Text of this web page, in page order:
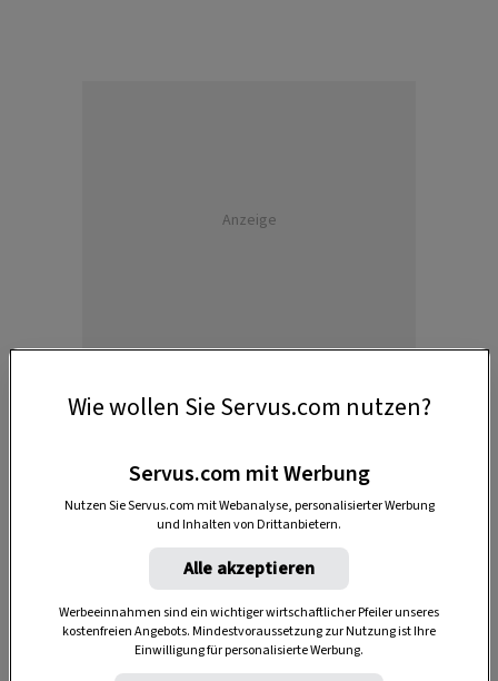
Anzeige
So wird’s gemacht
Fruchtfleischresten befreien.
Einige Minuten auskochen, danach an der
Sonne oder im Backofen bei ca. 60 °C trocknen.
Wie wollen Sie Servus.com nutzen?
Servus.com mit Werbung
Nutzen Sie Servus.com mit Webanalyse, personalisierter Werbung
und Inhalten von Drittanbietern.
Alle akzeptieren
Werbeeinnahmen sind ein wichtiger wirtschaftlicher Pfeiler unseres
kostenfreien Angebots. Mindestvoraussetzung zur Nutzung ist Ihre
Einwilligung für personalisierte Werbung.